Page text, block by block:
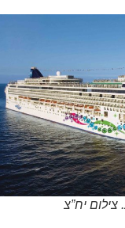
יח”צ